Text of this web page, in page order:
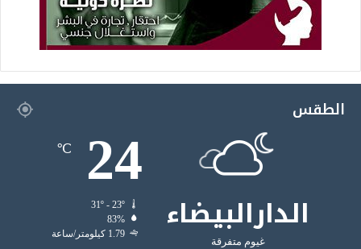
الطقس
الدارالبيضاء
غيوم متفرقة
24
℃
83%
1.79 كيلومتر/ساعة